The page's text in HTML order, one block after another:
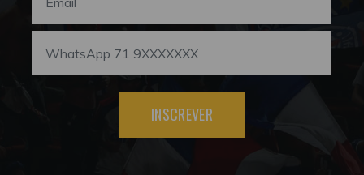
INSCREVER